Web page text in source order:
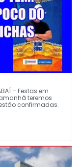
– Festas em
teremos
confirmadas.